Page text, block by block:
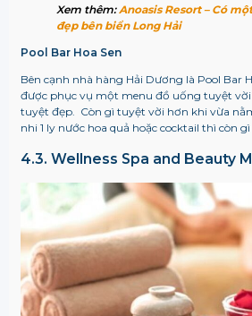
Xem thêm:Anoasis Resort – Có
đẹp bên biển Long Hải
Pool Bar Hoa Sen
Bên cạnh nhà hàng Hải Dương là Pool Bar
được phục vụ một menu đồ uống tuyệt
tuyệt đẹp. Còn gì tuyệt vời hơn khi vừa
nhi 1 ly nước hoa quả hoặc cocktail thì còn gì
4.3. Wellness Spa and Beauty